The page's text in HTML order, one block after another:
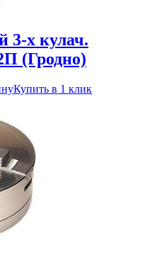
3-х кулач.
(Гродно)
Купить в 1 клик